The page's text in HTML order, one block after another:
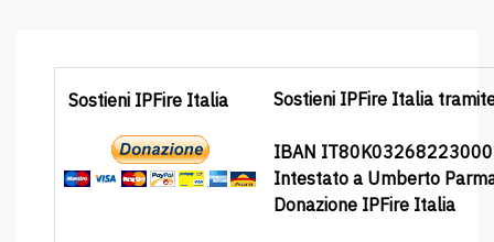
Sostieni IPFire Italia Sostieni IPFire Italia
IBAN
Intestato a Umberto
Donazione IPFire Italia